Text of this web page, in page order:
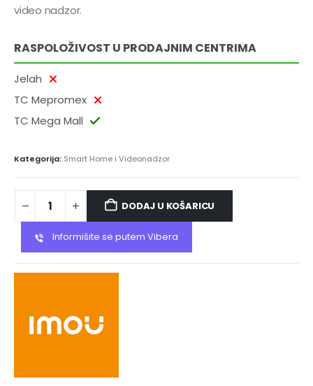
video nadzor.
RASPOLOŽIVOST U PRODAJNIM CENTRIMA
Jelah
TC Mepromex
TC Mega Mall
Kategorija: Smart Home i Videonadzor
DODAJ U KOŠARICU
Informišite se putem Vibera